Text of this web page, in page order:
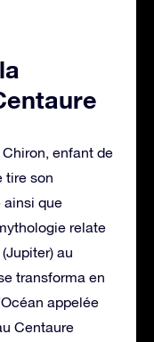
enfant de
tire son
ainsi que
relate
au
transforma en
appelée
Centaure